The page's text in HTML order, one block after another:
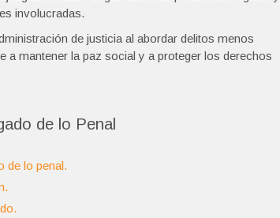
involucradas.
de justicia al abordar delitos menos
a mantener la paz social y a proteger los derechos
de lo Penal
de lo penal.